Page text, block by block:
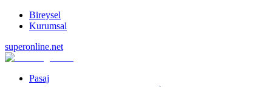
Bireysel
Kurumsal
superonline.net
Pasaj